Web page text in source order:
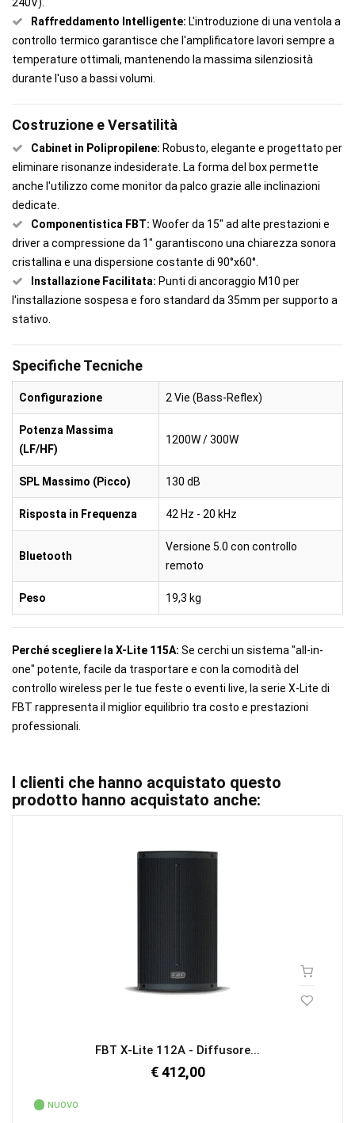
Raffreddamento Intelligente: L'introduzione di una ventola a
controllo termico garantisce che l'amplificatore lavori sempre a
temperature ottimali, mantenendo la massima silenziosità
durante l'uso a bassi volumi.
Costruzione e Versatilità
Cabinet in Polipropilene: Robusto, elegante e progettato per
eliminare risonanze indesiderate. La forma del box permette
anche l'utilizzo come monitor da palco grazie alle inclinazioni
dedicate.
Componentistica FBT: Woofer da 15" ad alte prestazioni e
driver a compressione da 1" garantiscono una chiarezza sonora
cristallina e una dispersione costante di 90°x60°.
Installazione Facilitata: Punti di ancoraggio M10 per
l'installazione sospesa e foro standard da 35mm per supporto a
stativo.
Specifiche Tecniche
Configurazione 2 Vie (Bass-Reflex)
Potenza Massima
(LF/HF)
1200W / 300W
SPL Massimo (Picco) 130 dB
Risposta in Frequenza 42 Hz - 20 kHz
Bluetooth
Versione 5.0 con controllo
remoto
Peso 19,3 kg
Perché scegliere la X-Lite 115A: Se cerchi un sistema "all-in-
one" potente, facile da trasportare e con la comodità del
controllo wireless per le tue feste o eventi live, la serie X-Lite di
FBT rappresenta il miglior equilibrio tra costo e prestazioni
professionali.
I clienti che hanno acquistato questo
prodotto hanno acquistato anche:
FBT X-Lite 112A - Diffusore...
€ 412,00
NUOVO